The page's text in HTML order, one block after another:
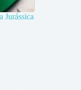
Jurássica